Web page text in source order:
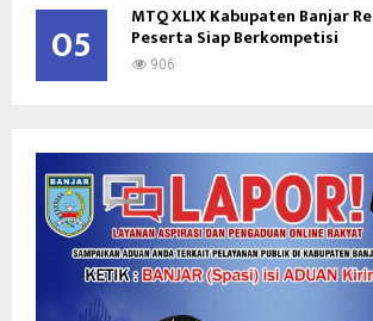
05 MTQ XLIX Kabupaten Banjar
Peserta Siap Berkompetisi
906